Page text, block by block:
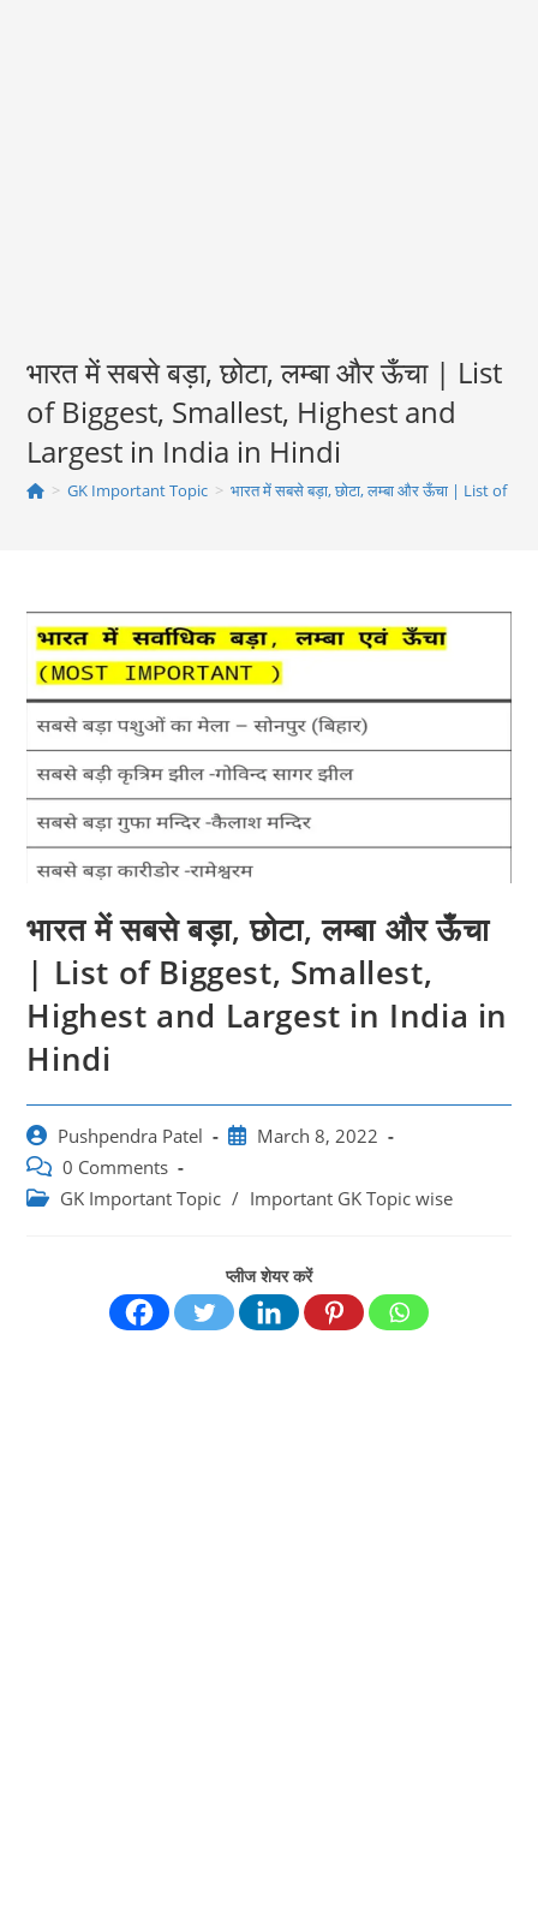
भारत में सबसे बड़ा, छोटा, लम्बा और ऊँचा | List
of Biggest, Smallest, Highest and
Largest in India in Hindi
> GK Important Topic > भारत में सबसे बड़ा, छोटा, लम्बा और ऊँचा | List of
भारत में सबसे बड़ा, छोटा, लम्बा और ऊँचा
| List of Biggest, Smallest,
Highest and Largest in India in
Hindi
Post
author:
Pushpendra Patel
PostMarch 8, 2022
Post
comments:
0 Comments
Post GK Important Topic / Important GK Topic wise
प्लीज शेयर करें